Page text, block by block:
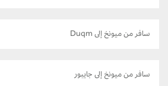
سافر من ميونخ إلى Duqm
سافر من ميونخ إلى جايبور